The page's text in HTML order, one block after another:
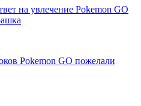
на увлечение Pokemon GO
Pokemon GO пожелали